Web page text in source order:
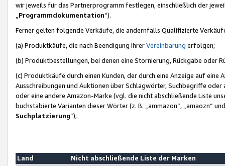
wir jeweils für das Partnerprogramm festlegen, einschließlich der
Programmdokumentation“).
Ferner gelten folgende Verkäufe, die andernfalls Qualifizierte
(a) Produktkäufe, die nach Beendigung IhrerVereinbarung erfolgen;
(b) Produktbestellungen, bei denen eine Stornierung, Rückgabe oder
(c) Produktkäufe durch einen Kunden, der durch eine Anzeige auf
Ausschreibungen und Auktionen über Schlagwörter, Suchbegriffe
oder eine andere Amazon-Marke (vgl. die nicht abschließende Liste
buchstabierte Varianten dieser Wörter (z. B. „ammazon“, „amaozn“
Suchplatzierung”);
Land
Nicht abschließende Liste der Marken